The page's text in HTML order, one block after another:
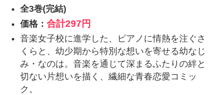
全3巻(完結)
価格： 合計297円
音楽女子校に進学した、ピアノに情熱を注ぐさ
くらと、幼少期から特別な想いを寄せる幼なじ
み・なのは。音楽を通じて深まるふたりの絆と
切ない片想いを描く、繊細な青春恋愛コミッ
ク。